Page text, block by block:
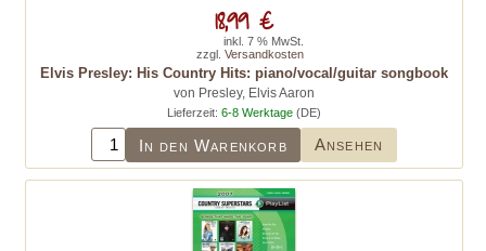
Elvis Presley: His Country Hits: piano/vocal/guitar songbook
von Presley, Elvis Aaron
Lieferzeit: 6-8 Werktage (DE)
In den Warenkorb Ansehen
18,99 €
inkl. 7 % MwSt.
zzgl. Versandkosten